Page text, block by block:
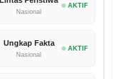
Nasional
AKTIF
Ungkap Fakta
Nasional
AKTIF